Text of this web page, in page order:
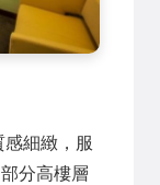
細緻，服
分高樓層